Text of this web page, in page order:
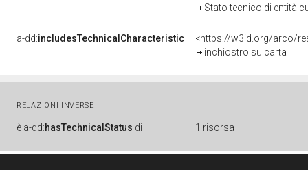
Stato tecnico di entità
a-dd:includesTechnicalCharacteristic
<https://w3id.org/arco/
inchiostro su carta
RELAZIONI INVERSE
è a-dd:hasTechnicalStatus di 1 risorsa